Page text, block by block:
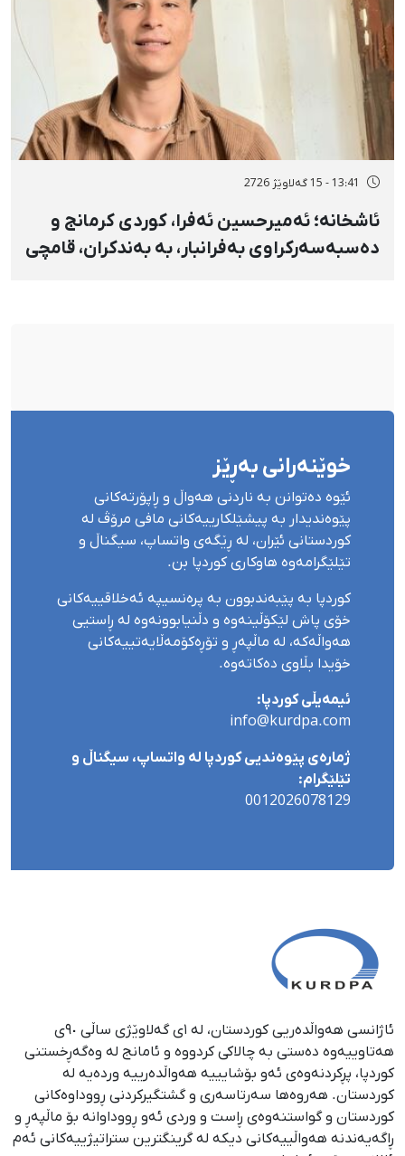
13:41 - 15 گەلاوێژ 2726
ئاشخانە؛ ئەمیرحسین ئەفرا، کوردی کرمانج و
دەسبەسەرکراوی بەفرانبار، بە بەندکران، قامچی
خوێنەرانی بەڕێز
ئێوە دەتوانن بە ناردنی هەواڵ و ڕاپۆرتەکانی
پێوەندیدار بە پیشێلکارییەکانی مافی مرۆڤ لە
کوردستانی ئێران، لە ڕێگەی واتساپ، سیگناڵ و
تێلێگرامەوە هاوکاری کوردپا بن.
کوردپا بە پێبەندبوون بە پرەنسیپە ئەخلاقییەکانی
خۆی پاش لێکۆڵینەوە و دڵنیابوونەوە لە ڕاستیی
هەواڵەکە، لە ماڵپەڕ و تۆڕەکۆمەڵایەتییەکانی
خۆیدا بڵاوی دەکاتەوە.
ئیمەیڵی کوردپا:
info@kurdpa.com
ژمارەی پێوەندیی کوردپا لە واتساپ، سیگناڵ و
تێلێگرام:
0012026078129
ئاژانسی هەواڵدەریی کوردستان، لە ١ی گەلاوێژی ساڵی ٩٠ی
هەتاوییەوە دەستی بە چالاکی کردووە و ئامانج لە وەگەڕخستنی
كوردپا، پڕكردنەوەی ئەو بۆشایییە هەواڵدەرییە وردەیە لە
كوردستان. هەروەها سەرتاسەری و گشتگیركردنی ڕووداوەكانی
كوردستان و گواستنەوەی ڕاست و وردی ئەو ڕووداوانە بۆ ماڵپەڕ و
ڕاگەیەندنە هەواڵییەكانی دیكە لە گرینگترین ستراتیژییەكانی ئەم